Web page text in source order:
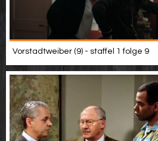
Vorstadtweiber (9) - staffel 1 folge 9